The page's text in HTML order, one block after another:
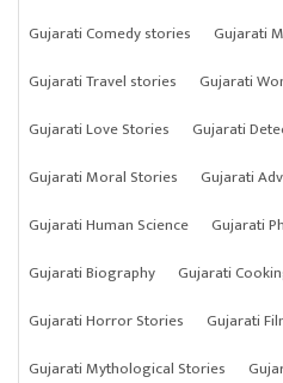
Gujarati Comedy stories
Gujarati
Gujarati Travel stories
Gujarati
Gujarati Love Stories
Gujarati
Gujarati Moral Stories
Gujarati
Gujarati Human Science
Gujarati
Gujarati Biography
Gujarati
Gujarati Horror Stories
Gujarati
Gujarati Mythological Stories